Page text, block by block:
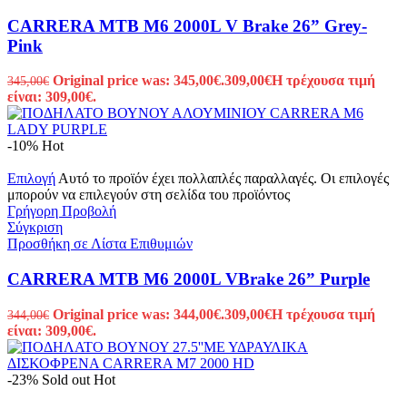
CARRERA MTB M6 2000L V Brake 26” Grey-
Pink
345,00€ Original price was: 345,00€.309,00€Η τρέχουσα τιμή
είναι: 309,00€.
-10% Hot
ΕπιλογήΑυτό το προϊόν έχει πολλαπλές παραλλαγές. Οι επιλογές
μπορούν να επιλεγούν στη σελίδα του προϊόντος
Γρήγορη Προβολή
Σύγκριση
Προσθήκη σε Λίστα Επιθυμιών
CARRERA MTB M6 2000L VBrake 26” Purple
344,00€ Original price was: 344,00€.309,00€Η τρέχουσα τιμή
είναι: 309,00€.
-23% Sold out Hot